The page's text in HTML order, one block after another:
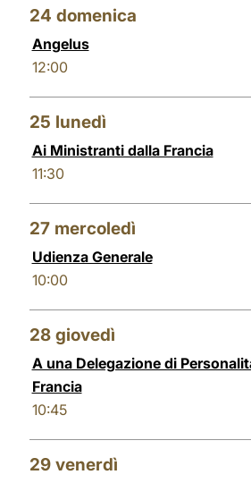
24 domenica
Angelus
12:00
25 lunedì
Ai Ministranti dalla Francia
11:30
27 mercoledì
Udienza Generale
10:00
28 giovedì
A una Delegazione di
Francia
10:45
29 venerdì